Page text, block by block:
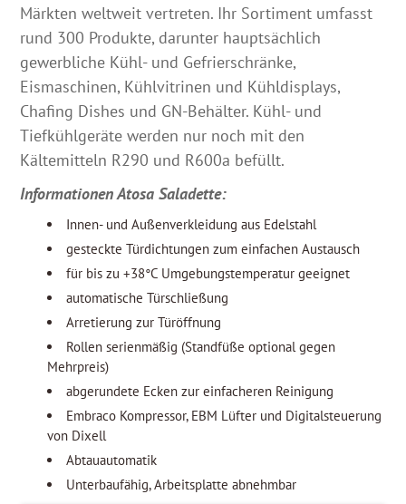
Märkten weltweit vertreten. Ihr Sortiment umfasst
rund 300 Produkte, darunter hauptsächlich
gewerbliche Kühl- und Gefrierschränke,
Eismaschinen, Kühlvitrinen und Kühldisplays,
Chafing Dishes und GN-Behälter. Kühl- und
Tiefkühlgeräte werden nur noch mit den
Kältemitteln R290 und R600a befüllt.
Informationen Atosa Saladette:
Innen- und Außenverkleidung aus Edelstahl
gesteckte Türdichtungen zum einfachen Austausch
für bis zu +38°C Umgebungstemperatur geeignet
automatische Türschließung
Arretierung zur Türöffnung
Rollen serienmäßig (Standfüße optional gegen
Mehrpreis)
abgerundete Ecken zur einfacheren Reinigung
Embraco Kompressor, EBM Lüfter und Digitalsteuerung
von Dixell
Abtauautomatik
Unterbaufähig, Arbeitsplatte abnehmbar